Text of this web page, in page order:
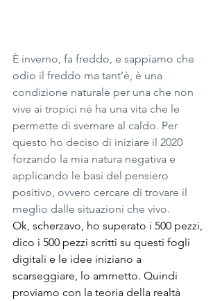
È inverno, fa freddo, e sappiamo che
odio il freddo ma tant’è, è una
condizione naturale per una che non
vive ai tropici né ha una vita che le
permette di svernare al caldo. Per
questo ho deciso di iniziare il 2020
forzando la mia natura negativa e
applicando le basi del pensiero
positivo, ovvero cercare di trovare il
meglio dalle situazioni che vivo.
Ok, scherzavo, ho superato i 500 pezzi,
dico i 500 pezzi scritti su questi fogli
digitali e le idee iniziano a
scarseggiare, lo ammetto. Quindi
proviamo con la teoria della realtà